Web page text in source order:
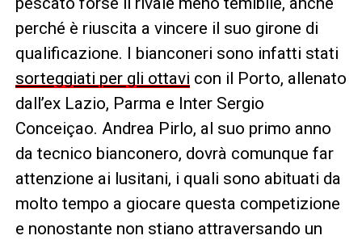
perché è riuscita a vincere il suo girone di
qualificazione. I bianconeri sono infatti stati
sorteggiati per gli ottavi con il Porto, allenato
dall’ex Lazio, Parma e Inter Sergio
Conceiçao. Andrea Pirlo, al suo primo anno
da tecnico bianconero, dovrà comunque far
attenzione ai lusitani, i quali sono abituati da
molto tempo a giocare questa competizione
e nonostante non stiano attraversando un